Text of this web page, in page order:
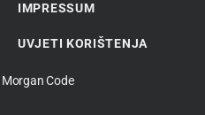
IMPRESSUM
UVJETI KORIŠTENJA
Morgan Code